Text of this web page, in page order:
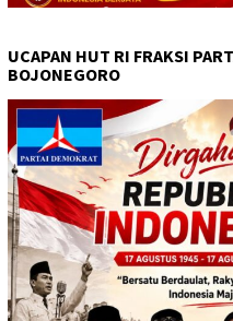
UCAPAN HUT RI FRAKSI
BOJONEGORO